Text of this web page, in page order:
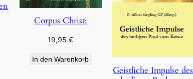
Corpus Christi
19,95€
In den Warenkorb
Geistliche Impulse des